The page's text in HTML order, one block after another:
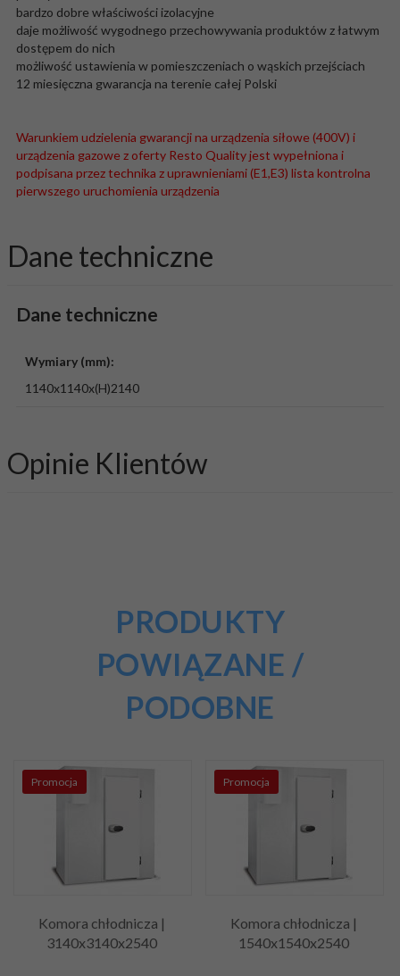
bardzo dobre właściwości izolacyjne
daje możliwość wygodnego przechowywania produktów z łatwym
dostępem do nich
możliwość ustawienia w pomieszczeniach o wąskich przejściach
12 miesięczna gwarancja na terenie całej Polski
Warunkiem udzielenia gwarancji na urządzenia siłowe (400V) i
urządzenia gazowe z oferty Resto Quality jest wypełniona i
podpisana przez technika z uprawnieniami (E1,E3) lista kontrolna
pierwszego uruchomienia urządzenia
Dane techniczne
Dane techniczne
Wymiary (mm):
1140x1140x(H)2140
Opinie Klientów
PRODUKTY
POWIĄZANE /
PODOBNE
Promocja
Komora chłodnicza |
3140x3140x2540
Promocja
Komora chłodnicza |
1540x1540x2540